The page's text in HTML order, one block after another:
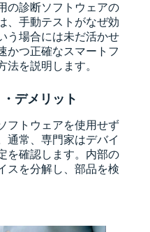
の診断ソフトウェアの
、手動テストがなぜ効
う場合には未だ活かせ
かつ正確なスマートフ
を説明します。
・デメリット
フトウェアを使用せず
通常、専門家はデバイ
を確認します。内部の
スを分解し、部品を検